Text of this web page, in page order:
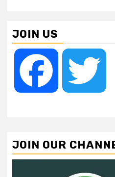
JOIN US
Facebook
JOIN OUR